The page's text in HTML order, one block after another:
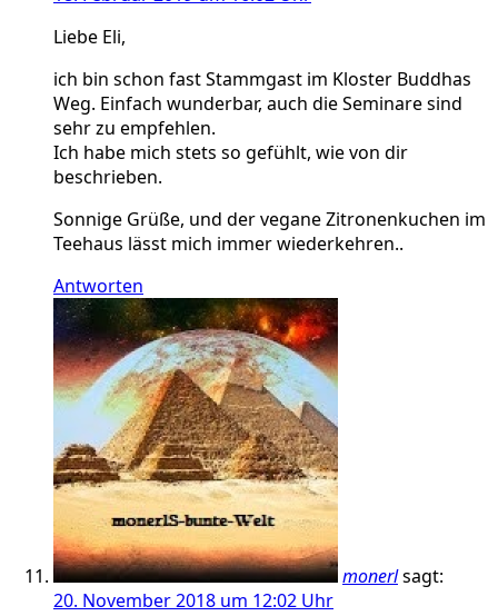
Liebe Eli,
ich bin schon fast Stammgast im Kloster Buddhas
Weg. Einfach wunderbar, auch die Seminare sind
sehr zu empfehlen.
Ich habe mich stets so gefühlt, wie von dir
beschrieben.
Sonnige Grüße, und der vegane Zitronenkuchen im
Teehaus lässt mich immer wiederkehren..
Antworten
monerlsagt:
20. November 2018 um 12:02 Uhr